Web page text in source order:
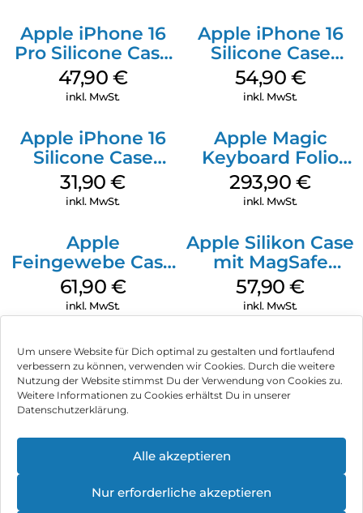
Um unsere Website für Dich optimal zu gestalten und fortlaufend
verbessern zu können, verwenden wir Cookies. Durch die weitere
Nutzung der Website stimmst Du der Verwendung von Cookies zu.
Weitere Informationen zu Cookies erhältst Du in unserer
Datenschutzerklärung.
Alle akzeptieren
Nur erforderliche akzeptieren
Apple iPhone 16
Pro Silicone Case
MagSafe Denim
47,90 €
inkl. MwSt.
Apple iPhone 16
Silicone Case
MagSafe Lake
Green
54,90 €
inkl. MwSt.
Apple iPhone 16
Silicone Case
MagSafe Fuchsia
31,90€
inkl. MwSt.
Apple Magic
Keyboard Folio
iPad 10.9″ (10.Gen.)
Weiß
293,90€
inkl. MwSt.
Apple
Feingewebe Case
iPhone 15 Pro
MagSafe Schwarz
61,90 €
inkl. MwSt.
Apple Silikon Case
mit MagSafe
iPhone 14 Pro
(PRODUCT)RED
57,90€
inkl. MwSt.
Impressum